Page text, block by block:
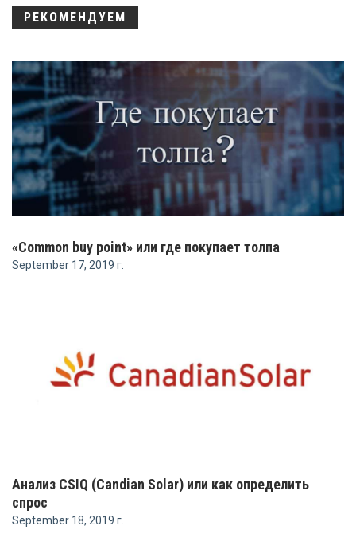
РЕКОМЕНДУЕМ
«Common buy point» или где покупает толпа
September 17, 2019 г.
Анализ CSIQ (Candian Solar) или как определить
спрос
September 18, 2019 г.